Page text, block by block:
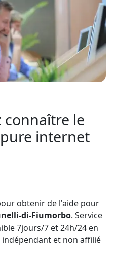
connaître le
internet
obtenir de l'aide pour
di-Fiumorbo. Service
7jours/7 et 24h/24 en
et non affilié